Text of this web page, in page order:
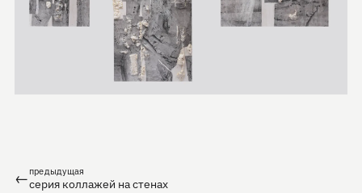
← предыдущая
серия коллажей на стенах